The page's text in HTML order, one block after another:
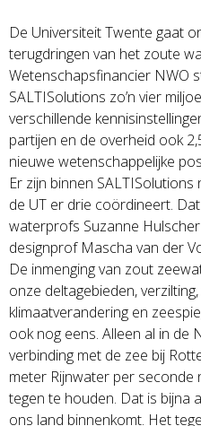
De Universiteit Twente gaat
terugdringen van het zoute
Wetenschapsfinancier NWO
SALTISolutions zo’n vier
verschillende
partijen en de overheid ook
nieuwe wetenschappelijke
Er zijn binnen
de UT er drie coördineert.
waterprofs Suzanne Hulscher
designprof Mascha van der
De inmenging van zout
onze deltagebieden,
klimaatverandering en
ook nog eens. Alleen al in de
verbinding met de zee bij
meter Rijnwater per
tegen te houden. Dat is bijna
ons land binnenkomt. Het